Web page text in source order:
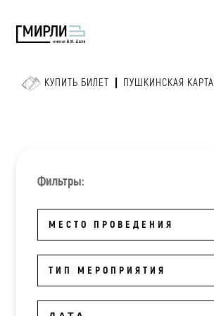
КУПИТЬ БИЛЕТ ПУШКИНСКАЯ КАРТА
Фильтры:
МЕСТО ПРОВЕДЕНИЯ
ТИП МЕРОПРИЯТИЯ